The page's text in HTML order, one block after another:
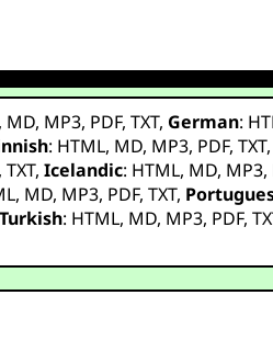
, MD, MP3, PDF,TXT, German:
: HTML, MD, MP3, PDF,TXT,
TXT,Icelandic: HTML, MD, MP3,
, MD, MP3, PDF,TXT,
Turkish: HTML, MD, MP3, PDF,